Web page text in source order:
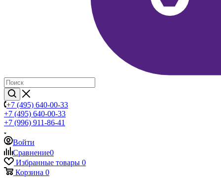
+7 (495) 640-00-33
+7 (495) 640-00-33
+7 (996) 911-86-41
Войти
Сравнение0
Избранные товары 0
Корзина 0